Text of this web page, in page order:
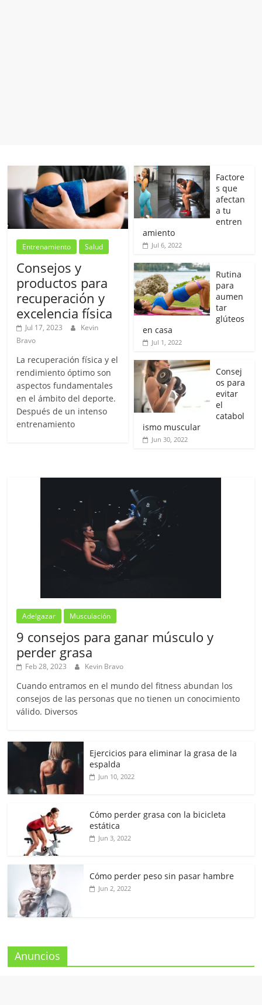
Entrenamiento Salud
Consejos y
productos para
recuperación y
excelencia física
Jul 17, 2023
Kevin
Bravo
La recuperación física y el
rendimiento óptimo son
aspectos fundamentales
en el ámbito del deporte.
Después de un intenso
entrenamiento
Factore
s que
afectan
a tu
entren
amiento
Jul 6, 2022
Rutina
para
aumen
tar
glúteos
en casa
Jul 1, 2022
Consej
os para
evitar
el
catabol
ismo muscular
Jun 30, 2022
Adelgazar Musculación
9 consejos para ganar músculo y
perder grasa
Feb 28, 2023 Kevin Bravo
Cuando entramos en el mundo del fitness abundan los
consejos de las personas que no tienen un conocimiento
válido. Diversos
Ejercicios para eliminar la grasa de la
espalda
Jun 10, 2022
Cómo perder grasa con la bicicleta
estática
Jun 3, 2022
Cómo perder peso sin pasar hambre
Jun 2, 2022
Anuncios